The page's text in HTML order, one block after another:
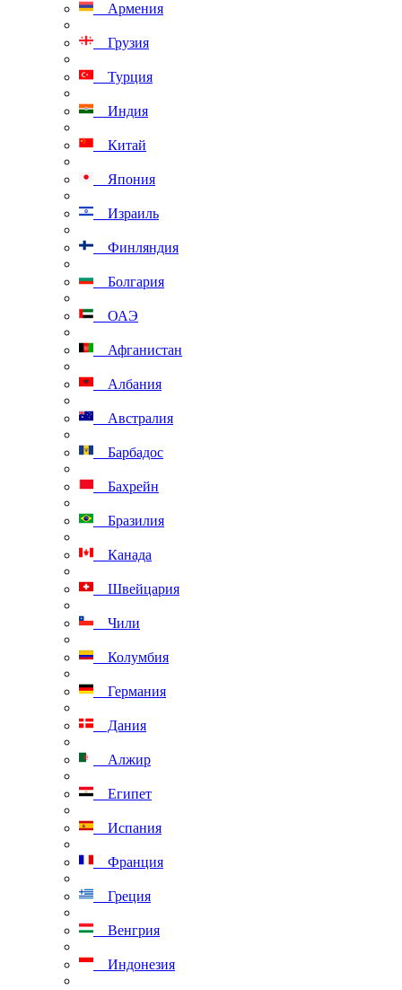
Армения
Грузия
Турция
Индия
Китай
Япония
Израиль
Финляндия
Болгария
ОАЭ
Афганистан
Албания
Австралия
Барбадос
Бахрейн
Бразилия
Канада
Швейцария
Чили
Колумбия
Германия
Дания
Алжир
Египет
Испания
Франция
Греция
Венгрия
Индонезия